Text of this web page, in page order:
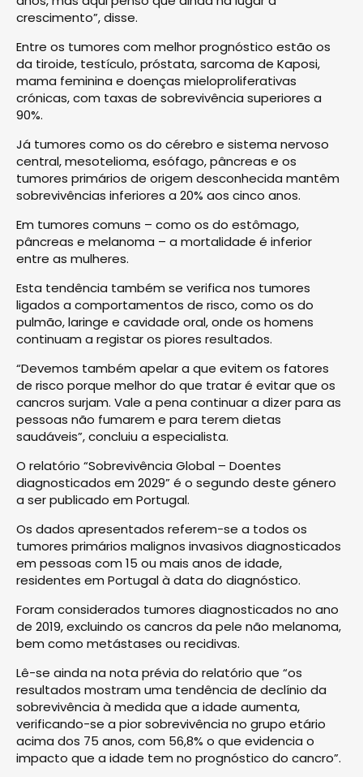
crescimento”, disse.
Entre os tumores com melhor prognóstico estão os
da tiroide, testículo, próstata, sarcoma de Kaposi,
mama feminina e doenças mieloproliferativas
crónicas, com taxas de sobrevivência superiores a
90%.
Já tumores como os do cérebro e sistema nervoso
central, mesotelioma, esófago, pâncreas e os
tumores primários de origem desconhecida mantêm
sobrevivências inferiores a 20% aos cinco anos.
Em tumores comuns – como os do estômago,
pâncreas e melanoma – a mortalidade é inferior
entre as mulheres.
Esta tendência também se verifica nos tumores
ligados a comportamentos de risco, como os do
pulmão, laringe e cavidade oral, onde os homens
continuam a registar os piores resultados.
“Devemos também apelar a que evitem os fatores
de risco porque melhor do que tratar é evitar que os
cancros surjam. Vale a pena continuar a dizer para as
pessoas não fumarem e para terem dietas
saudáveis”, concluiu a especialista.
O relatório “Sobrevivência Global – Doentes
diagnosticados em 2029” é o segundo deste género
a ser publicado em Portugal.
Os dados apresentados referem-se a todos os
tumores primários malignos invasivos diagnosticados
em pessoas com 15 ou mais anos de idade,
residentes em Portugal à data do diagnóstico.
Foram considerados tumores diagnosticados no ano
de 2019, excluindo os cancros da pele não melanoma,
bem como metástases ou recidivas.
Lê-se ainda na nota prévia do relatório que “os
resultados mostram uma tendência de declínio da
sobrevivência à medida que a idade aumenta,
verificando-se a pior sobrevivência no grupo etário
acima dos 75 anos, com 56,8% o que evidencia o
impacto que a idade tem no prognóstico do cancro”.